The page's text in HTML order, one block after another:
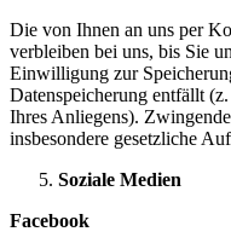
Die von Ihnen an uns per
verbleiben bei uns, bis Sie
Einwilligung zur
Datenspeicherung entfällt
Ihres Anliegens).
insbesondere gesetzliche
Soziale Medien
Facebook